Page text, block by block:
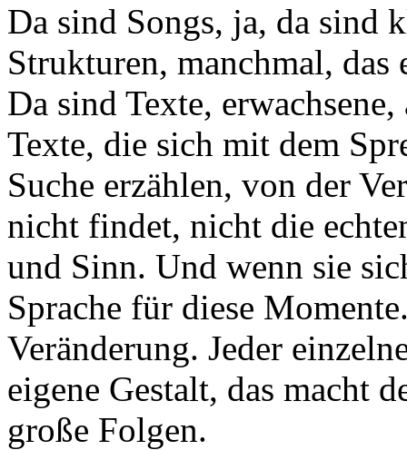
Da sind Songs, ja, da sind
Strukturen, manchmal,
Da sind Texte,
Texte, die sich mit dem
Suche erzählen, von der
nicht findet, nicht die
und Sinn. Und wenn sie
Sprache für diese
Veränderung. Jeder
eigene Gestalt, das macht
große Folgen.